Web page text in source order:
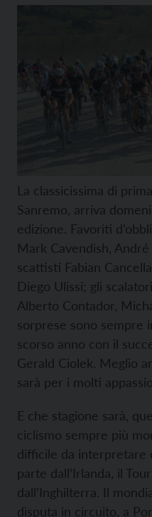
La classicissima di
Sanremo, arriva
edizione. Favoriti
Mark Cavendish,
scattisti Fabian
Diego Ulissi; gli
Alberto Contador,
sorprese sono sempre
scorso anno con il
Gerald Ciolek. Meglio
sarà per i molti
E che stagione sarà,
ciclismo sempre più
difficile da interpretare
parte dall’Irlanda, il
dall’Inghilterra. Il
disputa in circuito, a